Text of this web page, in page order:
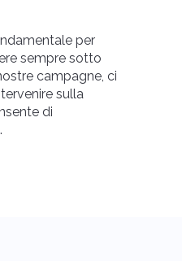
per
sempre sotto
campagne, ci
sulla
di